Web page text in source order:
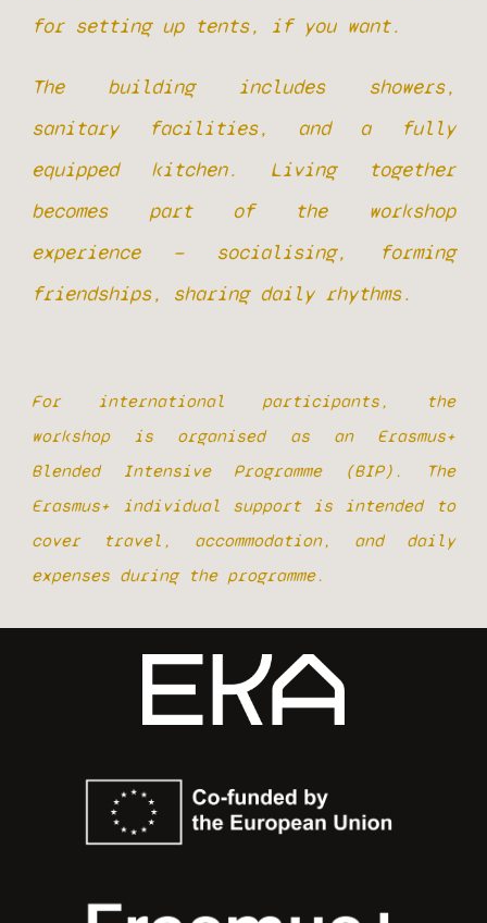
for setting up tents, if you want.
The building includes showers,
sanitary facilities, and a fully
equipped kitchen. Living together
becomes part of the workshop
experience — socialising, forming
friendships, sharing daily rhythms.
For international participants, the
workshop is organised as an Erasmus+
Blended Intensive Programme (BIP). The
Erasmus+ individual support is intended to
cover travel, accommodation, and daily
expenses during the programme.